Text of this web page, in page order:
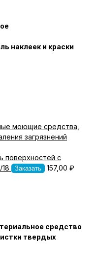
наклеек и краски
моющие средства
загрязнений
поверхностей с
Заказать 157,00 ₽
средство
твердых